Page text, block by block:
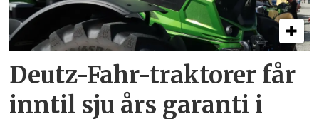
Deutz-Fahr-traktorer får
inntil sju års garanti i